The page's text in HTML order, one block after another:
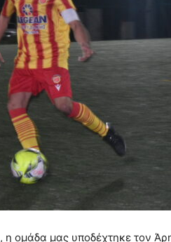
η ομάδα μας υποδέχτηκε τον